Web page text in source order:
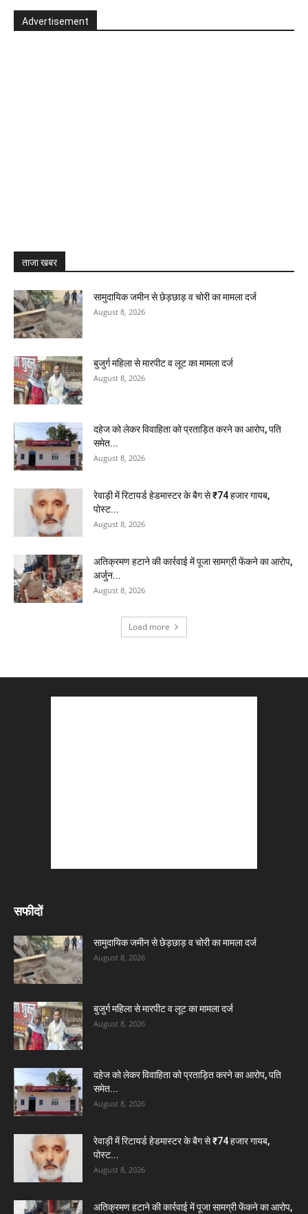
Advertisement
ताजा खबर
सामुदायिक जमीन से छेड़छाड़ व चोरी का मामला दर्ज
August 8, 2026
बुजुर्ग महिला से मारपीट व लूट का मामला दर्ज
August 8, 2026
दहेज को लेकर विवाहिता को प्रताड़ित करने का आरोप, पति
समेत...
August 8, 2026
रेवाड़ी में रिटायर्ड हेडमास्टर के बैग से ₹74 हजार गायब,
पोस्ट...
August 8, 2026
अतिक्रमण हटाने की कार्रवाई में पूजा सामग्री फेंकने का आरोप,
अर्जुन...
August 8, 2026
Load more
सफीदों
सामुदायिक जमीन से छेड़छाड़ व चोरी का मामला दर्ज
August 8, 2026
बुजुर्ग महिला से मारपीट व लूट का मामला दर्ज
August 8, 2026
दहेज को लेकर विवाहिता को प्रताड़ित करने का आरोप, पति
समेत...
August 8, 2026
रेवाड़ी में रिटायर्ड हेडमास्टर के बैग से ₹74 हजार गायब,
पोस्ट...
August 8, 2026
अतिक्रमण हटाने की कार्रवाई में पूजा सामग्री फेंकने का आरोप,